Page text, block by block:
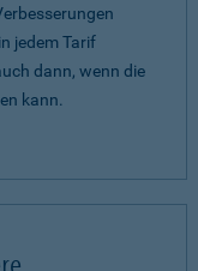
jedem Tarif
dann, wenn die
kann.